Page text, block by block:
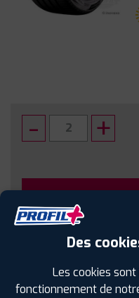
Sous réserve
Des
Les cookies
fonctionnement de